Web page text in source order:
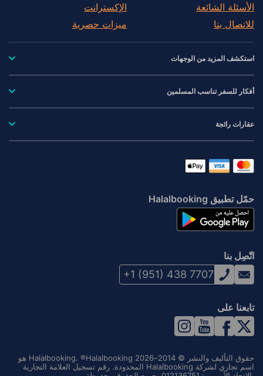
الأسئلة الشائعة
للاتصال بنا
الإكسترانت
ميزات حصرية
استكشف المزيد من الوجهات
أفكار للسفر تناسب المسلمين
عقارات رائجة
حمّل تطبيق Halalbooking
اتّصِل بنا
+1 (951) 438 7707
تابعنا على
حقوق التأليف والنشر © 2014–2026 Halalbooking. ®Halalbooking هو
اسم تجاري لشركة Halalbooking المحدودة. رقم تسجيل العلامة التجارية